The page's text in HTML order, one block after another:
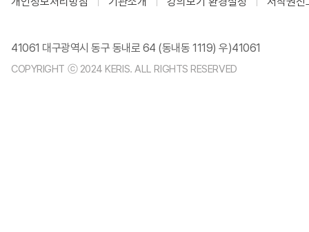
41061 대구광역시 동구 동내로 64 (동내동 1119) 우)41061
COPYRIGHT ⓒ 2024 KERIS. ALL RIGHTS RESERVED